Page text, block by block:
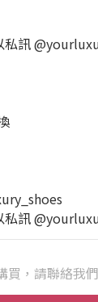
私訊
私訊
買，請聯絡我